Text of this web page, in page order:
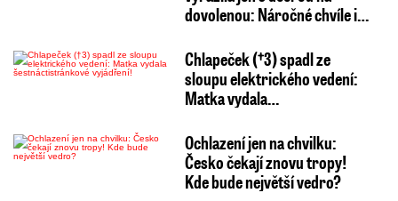
dovolenou: Náročné chvíle i…
Chlapeček (†3) spadl ze
sloupu elektrického vedení:
Matka vydala…
Ochlazení jen na chvilku:
Česko čekají znovu tropy!
Kde bude největší vedro?